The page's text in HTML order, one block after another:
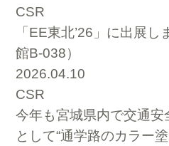
CSR
「EE東北’26」に出展
館B-038）
2026.04.10
CSR
今年も宮城県内で交通
として“通学路のカラー